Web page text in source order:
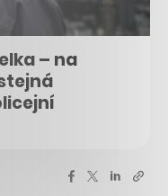
– na